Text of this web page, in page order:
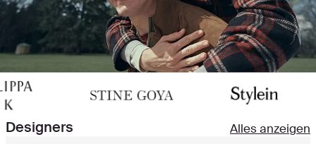
Designers Alles anzeigen